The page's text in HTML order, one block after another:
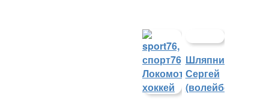
Шляпников
Сергей
(волейбол)